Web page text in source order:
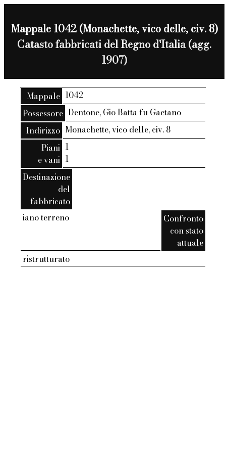
Mappale 1042 (Monachette, vico delle, civ. 8)
Catasto fabbricati del Regno d'Italia (agg.
1907)
Mappale 1042
Possessore Dentone, Gio Batta fu Gaetano
Indirizzo Monachette, vico delle, civ. 8
Piani
e vani
1
1
Destinazione
del
fabbricato
iano terreno
Confronto
con stato
attuale
ristrutturato